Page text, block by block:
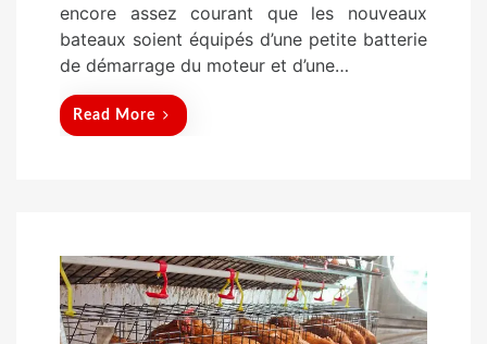
n
encore assez courant que les nouveaux
bateaux soient équipés d’une petite batterie
de démarrage du moteur et d’une…
Read More